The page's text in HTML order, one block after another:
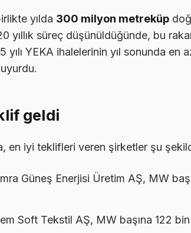
yılda 300 milyon metreküp
süreç düşünüldüğünde, bu
yılı YEKA ihalelerinin yıl sonunda en
geldi
en iyi teklifleri veren şirketler şu
Güneş Enerjisi Üretim AŞ, MW
Soft Tekstil AŞ, MW başına 122 bin